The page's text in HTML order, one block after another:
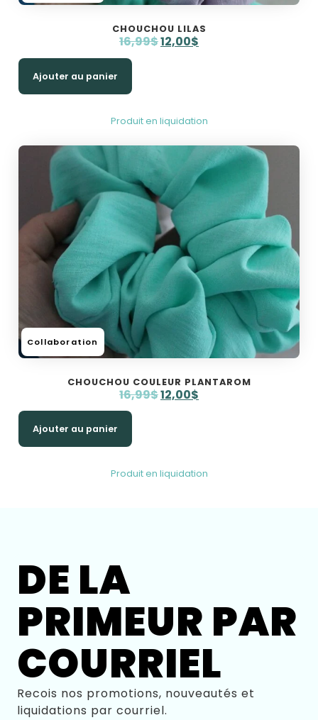
CHOUCHOU LILAS
16,99$12,00$
Ajouter au panier
Produit en liquidation
Collaboration
CHOUCHOU COULEUR PLANTAROM
16,99$12,00$
Ajouter au panier
Produit en liquidation
DE LA
PRIMEUR PAR
COURRIEL
Recois nos promotions, nouveautés et
liquidations par courriel.